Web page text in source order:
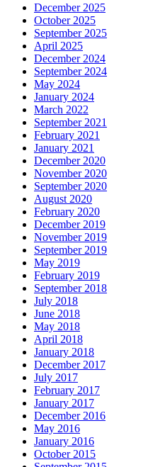
December 2025
October 2025
September 2025
April 2025
December 2024
September 2024
May 2024
January 2024
March 2022
September 2021
February 2021
January 2021
December 2020
November 2020
September 2020
August 2020
February 2020
December 2019
November 2019
September 2019
May 2019
February 2019
September 2018
July 2018
June 2018
May 2018
April 2018
January 2018
December 2017
July 2017
February 2017
January 2017
December 2016
May 2016
January 2016
October 2015